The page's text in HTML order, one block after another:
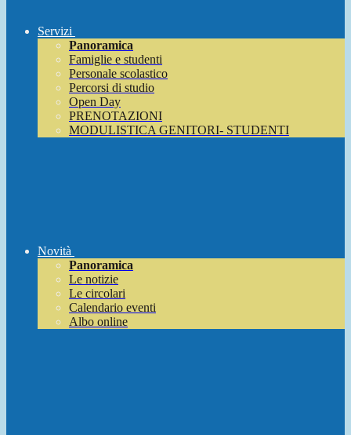
Servizi
Panoramica
Famiglie e studenti
Personale scolastico
Percorsi di studio
Open Day
PRENOTAZIONI
MODULISTICA GENITORI- STUDENTI
Novità
Panoramica
Le notizie
Le circolari
Calendario eventi
Albo online